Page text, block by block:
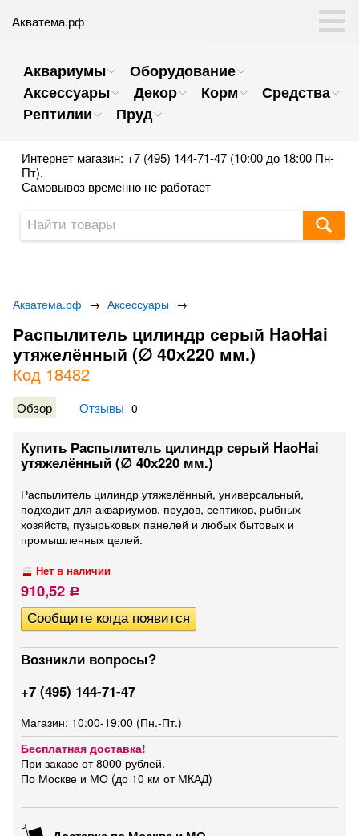
Акватема.рф
Аквариумы
Оборудование
Аксессуары
Декор Корм
Средства
Рептилии
Пруд
Интернет магазин: +7 (495) 144-71-47 (10:00 до 18:00 Пн-
Пт).
Самовывоз временно не работает
Акватема.рф → Аксессуары →
Распылитель цилиндр серый HaoHai
утяжелённый (∅ 40х220 мм.)
Код 18482
Обзор Отзывы 0
Купить Распылитель цилиндр серый HaoHai
утяжелённый (∅ 40х220 мм.)
Распылитель цилиндр утяжелённый, универсальный,
подходит для аквариумов, прудов, септиков, рыбных
хозяйств, пузырьковых панелей и любых бытовых и
промышленных целей.
Нет в наличии
910,52 Р
Возникли вопросы?
+7 (495) 144-71-47
Магазин: 10:00-19:00 (Пн.-Пт.)
Бесплатная доставка!
При заказе от 8000 рублей.
По Москве и МО (до 10 км от МКАД)